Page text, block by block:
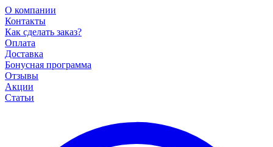
О компании
Контакты
Как сделать заказ?
Оплата
Доставка
Бонусная программа
Отзывы
Акции
Статьи